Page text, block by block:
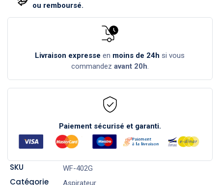
ou remboursé.
Livraison expresse en moins de 24h si vous
commandez avant 20h.
Paiement sécurisé et garanti.
SKU WF-402G
Catégorie Aspirateur